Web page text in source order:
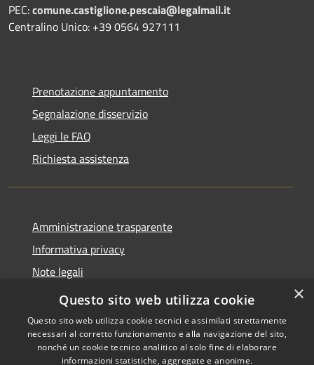
PEC:comune.castiglione.pescaia@legalmail.it
Centralino Unico: +39 0564 927111
Prenotazione appuntamento
Segnalazione disservizio
Leggi le FAQ
Richiesta assistenza
Amministrazione trasparente
Informativa privacy
Note legali
Dichiarazione di accessibilità
×
Questo sito web utilizza cookie
Questo sito web utilizza cookie tecnici e assimilati strettamente
necessari al corretto funzionamento e alla navigazione del sito,
nonché un cookie tecnico analitico al solo fine di elaborare
informazioni statistiche, aggregate e anonime.